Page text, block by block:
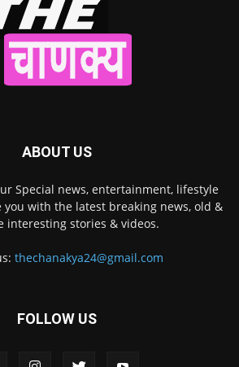
ABOUT US
Special news, entertainment, lifestyle
you with the latest breaking news, old &
interesting stories & videos.
thechanakya24@gmail.com
FOLLOW US